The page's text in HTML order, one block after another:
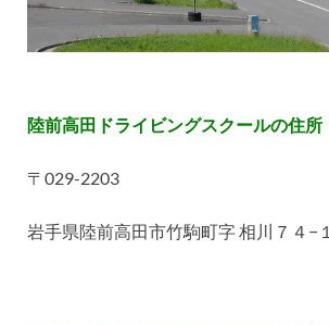
陸前高田ドライビングスクールの住所
〒 029-2203
岩手県陸前高田市竹駒町字 相川７４ − １